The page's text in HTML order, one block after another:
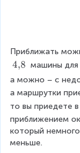
Приближать
4
{
8
4,8 машины для
а можно – с
а маршрутки
то вы приедете в
приближением
который
меньше.